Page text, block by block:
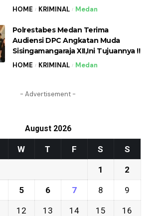
HOME KRIMINAL Medan
Polrestabes Medan Terima
Audiensi DPC Angkatan Muda
Sisingamangaraja XII,Ini Tujuannya !!
HOME KRIMINAL Medan
- Advertisement -
August 2026
W T F S S
1 2
5 6 7 8 9
12 13 14 15 16